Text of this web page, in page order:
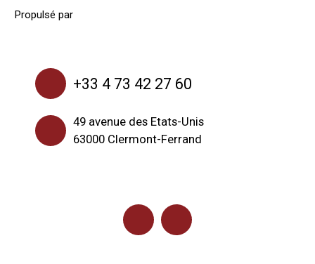
Propulsé par
+33 4 73 42 27 60
49 avenue des Etats-Unis
63000 Clermont-Ferrand